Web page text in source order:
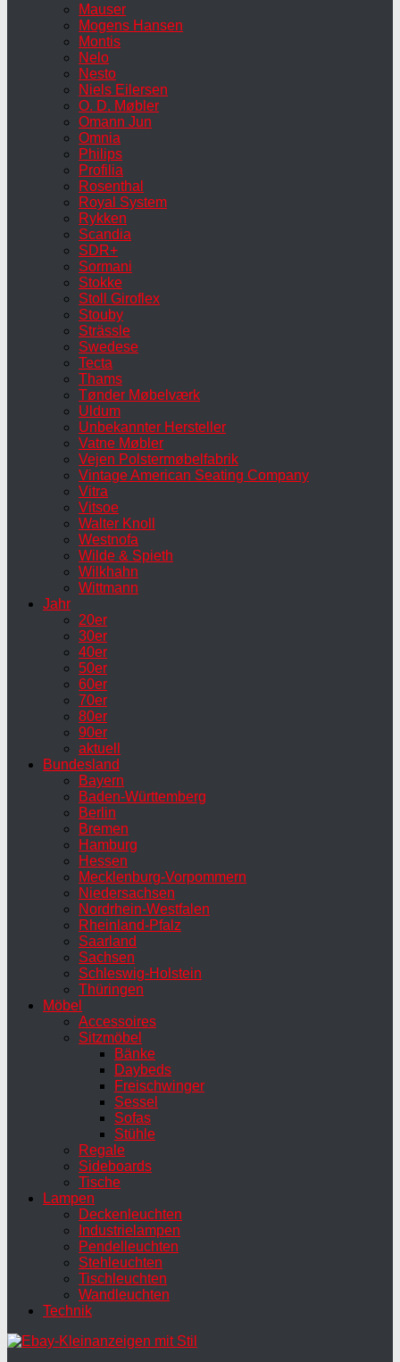
Mauser
Mogens Hansen
Montis
Nelo
Nesto
Niels Eilersen
O. D. Møbler
Omann Jun
Omnia
Philips
Profilia
Rosenthal
Royal System
Rykken
Scandia
SDR+
Sormani
Stokke
Stoll Giroflex
Stouby
Strässle
Swedese
Tecta
Thams
Tønder Møbelværk
Uldum
Unbekannter Hersteller
Vatne Møbler
Vejen Polstermøbelfabrik
Vintage American Seating Company
Vitra
Vitsoe
Walter Knoll
Westnofa
Wilde & Spieth
Wilkhahn
Wittmann
Jahr
20er
30er
40er
50er
60er
70er
80er
90er
aktuell
Bundesland
Bayern
Baden-Württemberg
Berlin
Bremen
Hamburg
Hessen
Mecklenburg-Vorpommern
Niedersachsen
Nordrhein-Westfalen
Rheinland-Pfalz
Saarland
Sachsen
Schleswig-Holstein
Thüringen
Möbel
Accessoires
Sitzmöbel
Bänke
Daybeds
Freischwinger
Sessel
Sofas
Stühle
Regale
Sideboards
Tische
Lampen
Deckenleuchten
Industrielampen
Pendelleuchten
Stehleuchten
Tischleuchten
Wandleuchten
Technik